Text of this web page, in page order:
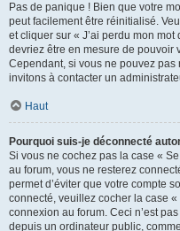
Pas de panique ! Bien que votre
peut facilement être réinitialisé.
et cliquer sur « J’ai perdu mon
devriez être en mesure de pouvoir
Cependant, si vous ne pouvez
invitons à contacter un
Haut
Pourquoi suis-je déconnecté
Si vous ne cochez pas la case «
au forum, vous ne resterez
permet d’éviter que votre compte
connecté, veuillez cocher la case
connexion au forum. Ceci n’est
depuis un ordinateur public,